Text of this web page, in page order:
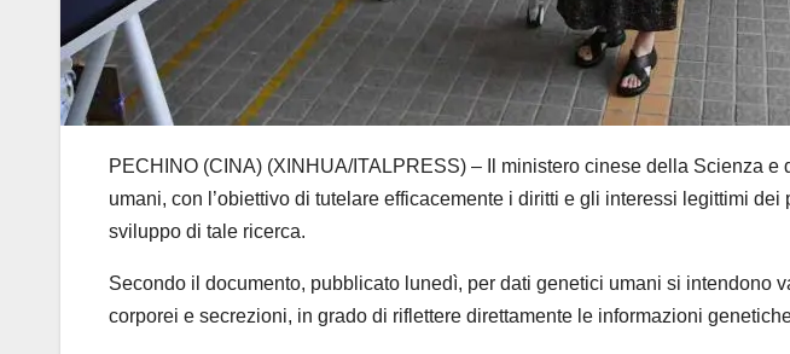
PECHINO (CINA) (XINHUA/ITALPRESS) – Il ministero cinese della Scienza
umani, con l’obiettivo di tutelare efficacemente i diritti e gli interessi legittimi
sviluppo di tale ricerca.
Secondo il documento, pubblicato lunedì, per dati genetici umani si
corporei e secrezioni, in grado di riflettere direttamente le informazioni